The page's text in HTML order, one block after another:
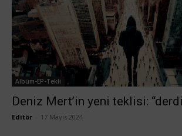
Albüm-EP-Tekli
Deniz Mert’in yeni teklisi:
Editör 17 Mayıs 2024